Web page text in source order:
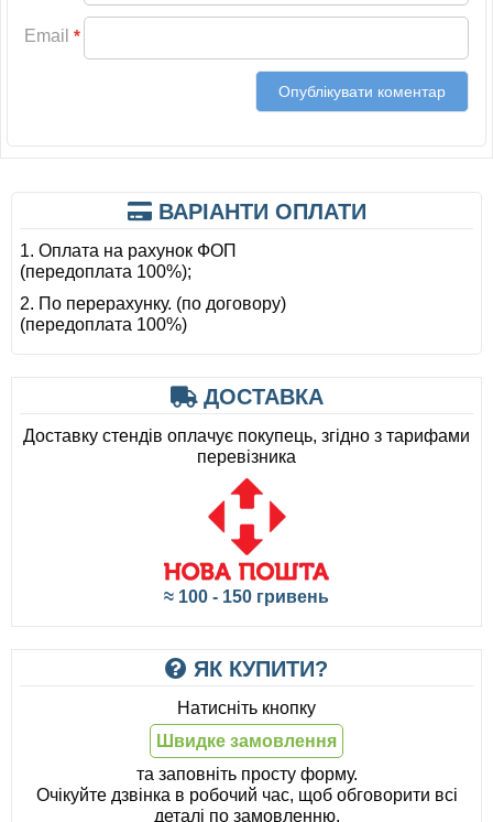
Email *
ВАРІАНТИ ОПЛАТИ
1. Оплата на рахунок ФОП
(передоплата 100%);
2. По перерахунку. (по договору)
(передоплата 100%)
ДОСТАВКА
Доставку стендів оплачує покупець, згідно з тарифами
перевізника
≈ 100 - 150 гривень
ЯК КУПИТИ?
Натисніть кнопку
Швидке замовлення
та заповніть просту форму.
Очікуйте дзвінка в робочий час, щоб обговорити всі
деталі по замовленню.